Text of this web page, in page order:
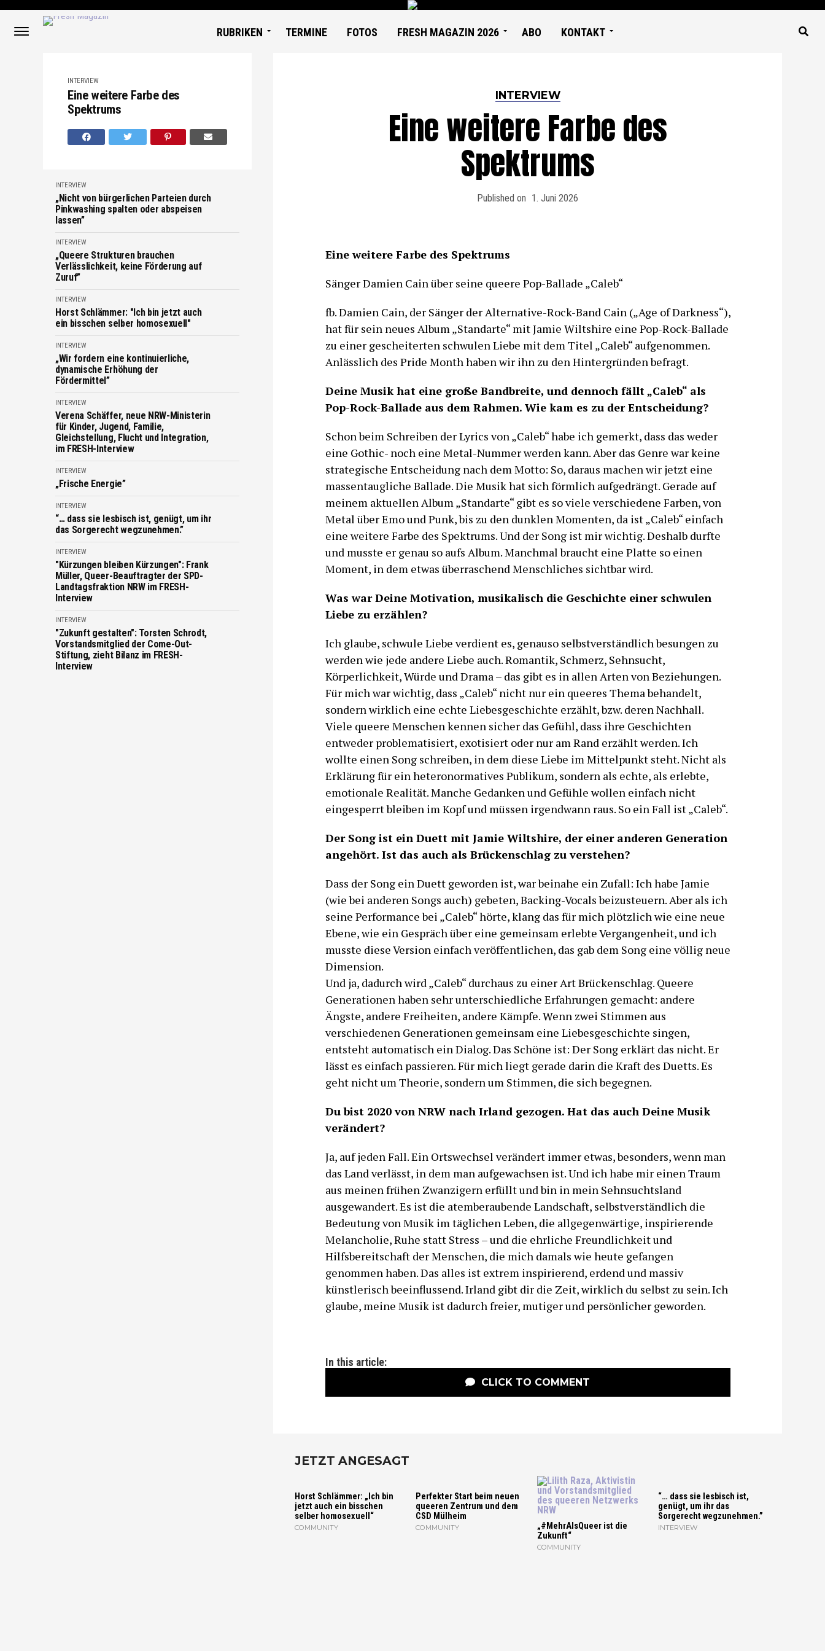
RUBRIKEN TERMINE FOTOS FRESH MAGAZIN 2026 ABO KONTAKT
INTERVIEW
Eine weitere Farbe des
Spektrums
INTERVIEW
„Nicht von bürgerlichen Parteien durch
Pinkwashing spalten oder abspeisen
lassen”
INTERVIEW
„Queere Strukturen brauchen
Verlässlichkeit, keine Förderung auf
Zuruf”
INTERVIEW
Horst Schlämmer: "Ich bin jetzt auch
ein bisschen selber homosexuell"
INTERVIEW
„Wir fordern eine kontinuierliche,
dynamische Erhöhung der
Fördermittel”
INTERVIEW
Verena Schäffer, neue NRW-Ministerin
für Kinder, Jugend, Familie,
Gleichstellung, Flucht und Integration,
im FRESH-Interview
INTERVIEW
„Frische Energie”
INTERVIEW
“… dass sie lesbisch ist, genügt, um ihr
das Sorgerecht wegzunehmen.”
INTERVIEW
"Kürzungen bleiben Kürzungen": Frank
Müller, Queer-Beauftragter der SPD-
Landtagsfraktion NRW im FRESH-
Interview
INTERVIEW
"Zukunft gestalten": Torsten Schrodt,
Vorstandsmitglied der Come-Out-
Stiftung, zieht Bilanz im FRESH-
Interview
INTERVIEW
Eine weitere Farbe des
Spektrums
Published on 1. Juni 2026
Eine weitere Farbe des Spektrums
Sänger Damien Cain über seine queere Pop-Ballade „Caleb“
fb. Damien Cain, der Sänger der Alternative-Rock-Band Cain („Age of Darkness“),
hat für sein neues Album „Standarte“ mit Jamie Wiltshire eine Pop-Rock-Ballade
zu einer gescheiterten schwulen Liebe mit dem Titel „Caleb“ aufgenommen.
Anlässlich des Pride Month haben wir ihn zu den Hintergründen befragt.
Deine Musik hat eine große Bandbreite, und dennoch fällt „Caleb“ als
Pop-Rock-Ballade aus dem Rahmen. Wie kam es zu der Entscheidung?
Schon beim Schreiben der Lyrics von „Caleb“ habe ich gemerkt, dass das weder
eine Gothic- noch eine Metal-Nummer werden kann. Aber das Genre war keine
strategische Entscheidung nach dem Motto: So, daraus machen wir jetzt eine
massentaugliche Ballade. Die Musik hat sich förmlich aufgedrängt. Gerade auf
meinem aktuellen Album „Standarte“ gibt es so viele verschiedene Farben, von
Metal über Emo und Punk, bis zu den dunklen Momenten, da ist „Caleb“ einfach
eine weitere Farbe des Spektrums. Und der Song ist mir wichtig. Deshalb durfte
und musste er genau so aufs Album. Manchmal braucht eine Platte so einen
Moment, in dem etwas überraschend Menschliches sichtbar wird.
Was war Deine Motivation, musikalisch die Geschichte einer schwulen
Liebe zu erzählen?
Ich glaube, schwule Liebe verdient es, genauso selbstverständlich besungen zu
werden wie jede andere Liebe auch. Romantik, Schmerz, Sehnsucht,
Körperlichkeit, Würde und Drama – das gibt es in allen Arten von Beziehungen.
Für mich war wichtig, dass „Caleb“ nicht nur ein queeres Thema behandelt,
sondern wirklich eine echte Liebesgeschichte erzählt, bzw. deren Nachhall.
Viele queere Menschen kennen sicher das Gefühl, dass ihre Geschichten
entweder problematisiert, exotisiert oder nur am Rand erzählt werden. Ich
wollte einen Song schreiben, in dem diese Liebe im Mittelpunkt steht. Nicht als
Erklärung für ein heteronormatives Publikum, sondern als echte, als erlebte,
emotionale Realität. Manche Gedanken und Gefühle wollen einfach nicht
eingesperrt bleiben im Kopf und müssen irgendwann raus. So ein Fall ist „Caleb“.
Der Song ist ein Duett mit Jamie Wiltshire, der einer anderen Generation
angehört. Ist das auch als Brückenschlag zu verstehen?
Dass der Song ein Duett geworden ist, war beinahe ein Zufall: Ich habe Jamie
(wie bei anderen Songs auch) gebeten, Backing-Vocals beizusteuern. Aber als ich
seine Performance bei „Caleb“ hörte, klang das für mich plötzlich wie eine neue
Ebene, wie ein Gespräch über eine gemeinsam erlebte Vergangenheit, und ich
musste diese Version einfach veröffentlichen, das gab dem Song eine völlig neue
Dimension.
Und ja, dadurch wird „Caleb“ durchaus zu einer Art Brückenschlag. Queere
Generationen haben sehr unterschiedliche Erfahrungen gemacht: andere
Ängste, andere Freiheiten, andere Kämpfe. Wenn zwei Stimmen aus
verschiedenen Generationen gemeinsam eine Liebesgeschichte singen,
entsteht automatisch ein Dialog. Das Schöne ist: Der Song erklärt das nicht. Er
lässt es einfach passieren. Für mich liegt gerade darin die Kraft des Duetts. Es
geht nicht um Theorie, sondern um Stimmen, die sich begegnen.
Du bist 2020 von NRW nach Irland gezogen. Hat das auch Deine Musik
verändert?
Ja, auf jeden Fall. Ein Ortswechsel verändert immer etwas, besonders, wenn man
das Land verlässt, in dem man aufgewachsen ist. Und ich habe mir einen Traum
aus meinen frühen Zwanzigern erfüllt und bin in mein Sehnsuchtsland
ausgewandert. Es ist die atemberaubende Landschaft, selbstverständlich die
Bedeutung von Musik im täglichen Leben, die allgegenwärtige, inspirierende
Melancholie, Ruhe statt Stress – und die ehrliche Freundlichkeit und
Hilfsbereitschaft der Menschen, die mich damals wie heute gefangen
genommen haben. Das alles ist extrem inspirierend, erdend und massiv
künstlerisch beeinflussend. Irland gibt dir die Zeit, wirklich du selbst zu sein. Ich
glaube, meine Musik ist dadurch freier, mutiger und persönlicher geworden.
In this article:
CLICK TO COMMENT
JETZT ANGESAGT
Horst Schlämmer: „Ich bin
jetzt auch ein bisschen
selber homosexuell“
COMMUNITY
Perfekter Start beim neuen
queeren Zentrum und dem
CSD Mülheim
COMMUNITY
„#MehrAlsQueer ist die
Zukunft“
COMMUNITY
“… dass sie lesbisch ist,
genügt, um ihr das
Sorgerecht wegzunehmen.”
INTERVIEW